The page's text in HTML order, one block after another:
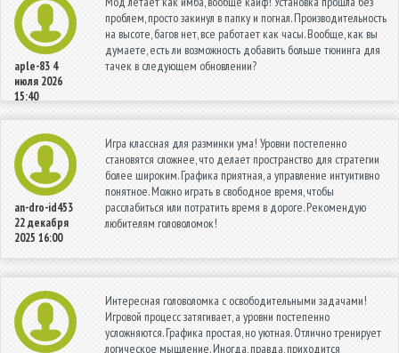
aple-83 4
июля 2026
15:40
проблем, просто закинул в папку и погнал. Производительность
на высоте, багов нет, все работает как часы. Вообще, как вы
думаете, есть ли возможность добавить больше тюнинга для
тачек в следующем обновлении?
an-dro-id453
22 декабря
2025 16:00
Игра классная для разминки ума! Уровни постепенно
становятся сложнее, что делает пространство для стратегии
более широким. Графика приятная, а управление интуитивно
понятное. Можно играть в свободное время, чтобы
расслабиться или потратить время в дороге. Рекомендую
любителям головоломок!
Интересная головоломка с освободительными задачами!
Игровой процесс затягивает, а уровни постепенно
усложняются. Графика простая, но уютная. Отлично тренирует
логическое мышление. Иногда, правда, приходится